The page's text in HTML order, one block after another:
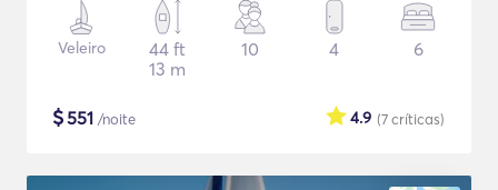
Veleiro
44 ft
13 m
10 4 6
$551 /noite (7críticas)
4.9